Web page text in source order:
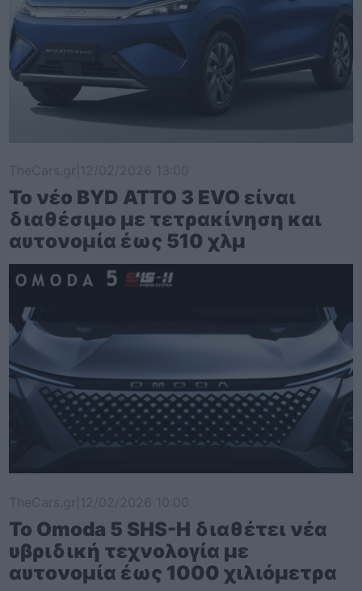
Το νέο BYD ATTO 3 EVO είναι
διαθέσιμο με τετρακίνηση και
αυτονομία έως 510 χλμ
Το Omoda 5 SHS-H διαθέτει νέα
υβριδική τεχνολογία με
αυτονομία έως 1000 χιλιόμετρα